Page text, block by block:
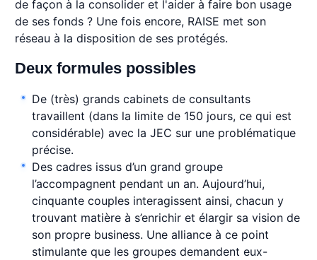
de façon à la consolider et l'aider à faire bon usage
de ses fonds ? Une fois encore, RAISE met son
réseau à la disposition de ses protégés.
Deux formules possibles
De (très) grands cabinets de consultants
travaillent (dans la limite de 150 jours, ce qui est
considérable) avec la JEC sur une problématique
précise.
Des cadres issus d’un grand groupe
l’accompagnent pendant un an. Aujourd’hui,
cinquante couples interagissent ainsi, chacun y
trouvant matière à s’enrichir et élargir sa vision de
son propre business. Une alliance à ce point
stimulante que les groupes demandent eux-